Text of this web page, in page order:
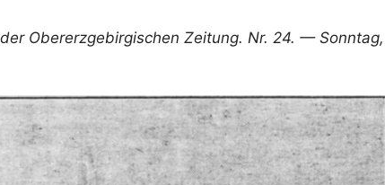
Obererzgebirgischen Zeitung. Nr. 24. — Sonntag,